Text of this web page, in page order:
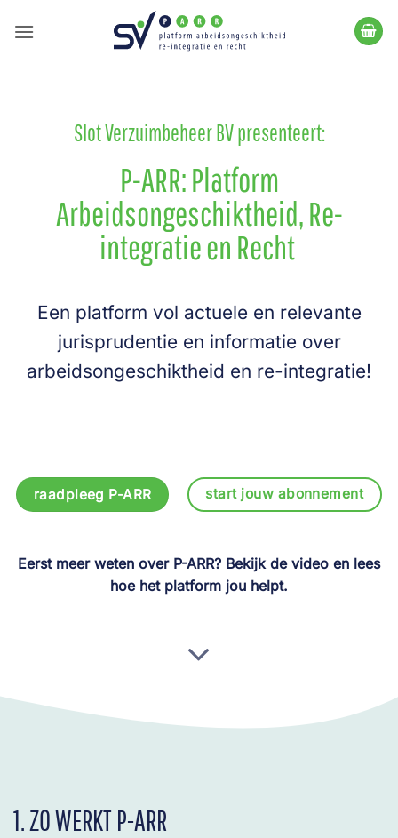
naar
Slot Verzuimbeheer BV presenteert:
P-ARR: Platform
Arbeidsongeschiktheid, Re-
integratie en Recht
Een platform vol actuele en relevante
jurisprudentie en informatie over
arbeidsongeschiktheid en re-integratie!
raadpleeg P-ARR start jouw abonnement
Eerst meer weten over P-ARR? Bekijk de video en lees
hoe het platform jou helpt.
1. ZO WERKT P-ARR